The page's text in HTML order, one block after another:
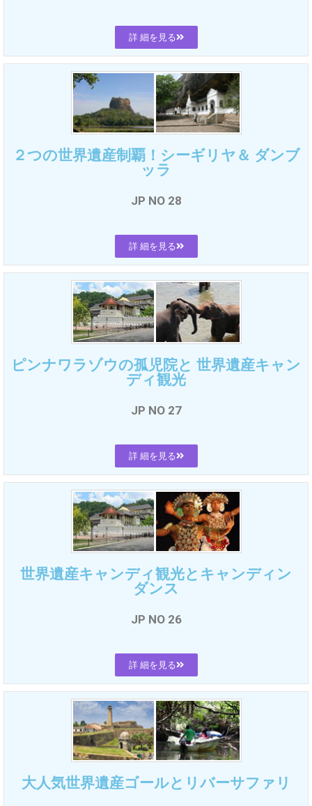
詳 細を見る
２つの世界遺産制覇！シーギリヤ＆ ダンブ
ッラ
JP NO 28
詳 細を見る
ピンナワラゾウの孤児院と 世界遺産キャン
ディ観光
JP NO 27
詳 細を見る
世界遺産キャンディ観光とキャンディン
ダンス
JP NO 26
詳 細を見る
大人気世界遺産ゴールとリバーサファリ